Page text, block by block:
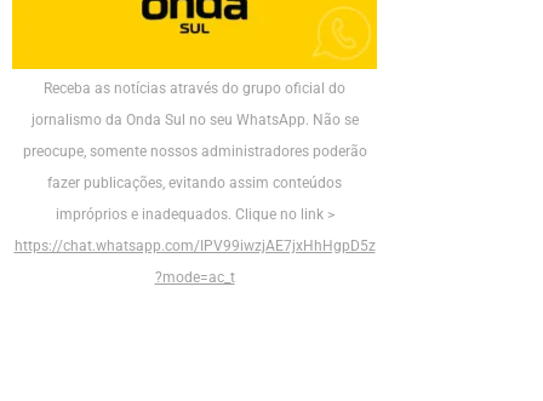
Receba as notícias através do grupo oficial do
jornalismo da Onda Sul no seu WhatsApp. Não se
preocupe, somente nossos administradores poderão
fazer publicações, evitando assim conteúdos
impróprios e inadequados. Clique no link >
https://chat.whatsapp.com/IPV99iwzjAE7jxHhHgpD5z
?mode=ac_t